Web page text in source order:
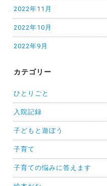
2022年11月
2022年10月
2022年9月
カテゴリー
ひとりごと
入院記録
子どもと遊ぼう
子育て
子育ての悩みに答えます